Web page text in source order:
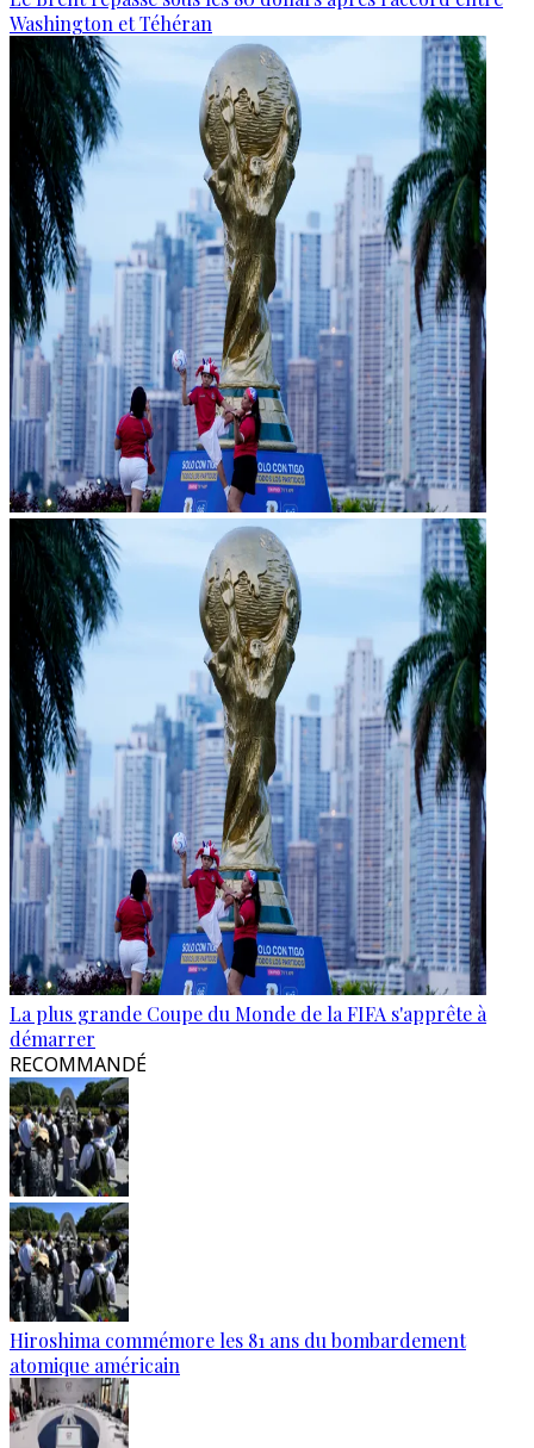
Washington et Téhéran
La plus grande Coupe du Monde de la FIFA s'apprête à
démarrer
RECOMMANDÉ
Hiroshima commémore les 81 ans du bombardement
atomique américain